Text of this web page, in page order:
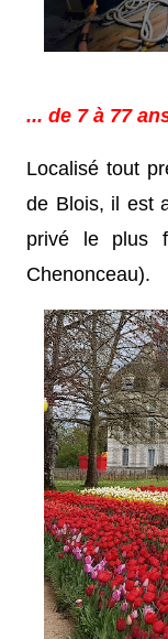
... de 7 à 77
Localisé tout
de Blois, il est
privé le plus
Chenonceau).